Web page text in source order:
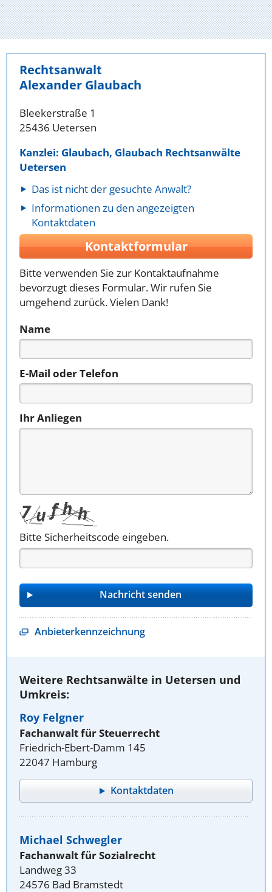
Rechtsanwalt
Alexander Glaubach
Bleekerstraße 1
25436 Uetersen
Kanzlei: Glaubach, Glaubach Rechtsanwälte
Uetersen
Das ist nicht der gesuchte Anwalt?
Informationen zu den angezeigten
Kontaktdaten
Kontaktformular
Bitte verwenden Sie zur Kontaktaufnahme
bevorzugt dieses Formular. Wir rufen Sie
umgehend zurück. Vielen Dank!
Name
E-Mail oder Telefon
Ihr Anliegen
Bitte Sicherheitscode eingeben.
Anbieterkennzeichnung
Weitere Rechtsanwälte in Uetersen und
Umkreis:
Roy Felgner
Fachanwalt für Steuerrecht
Friedrich-Ebert-Damm 145
22047 Hamburg
Kontaktdaten
Michael Schwegler
Fachanwalt für Sozialrecht
Landweg 33
24576 Bad Bramstedt